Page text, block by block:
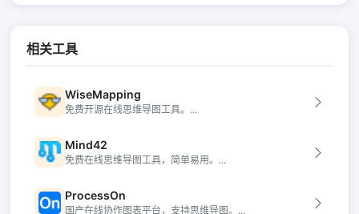
相关工具
WiseMapping
免费开源在线思维导图工具。...
Mind42
免费在线思维导图工具，简单易用。...
ProcessOn
国产在线协作图表平台，支持思维导图。...